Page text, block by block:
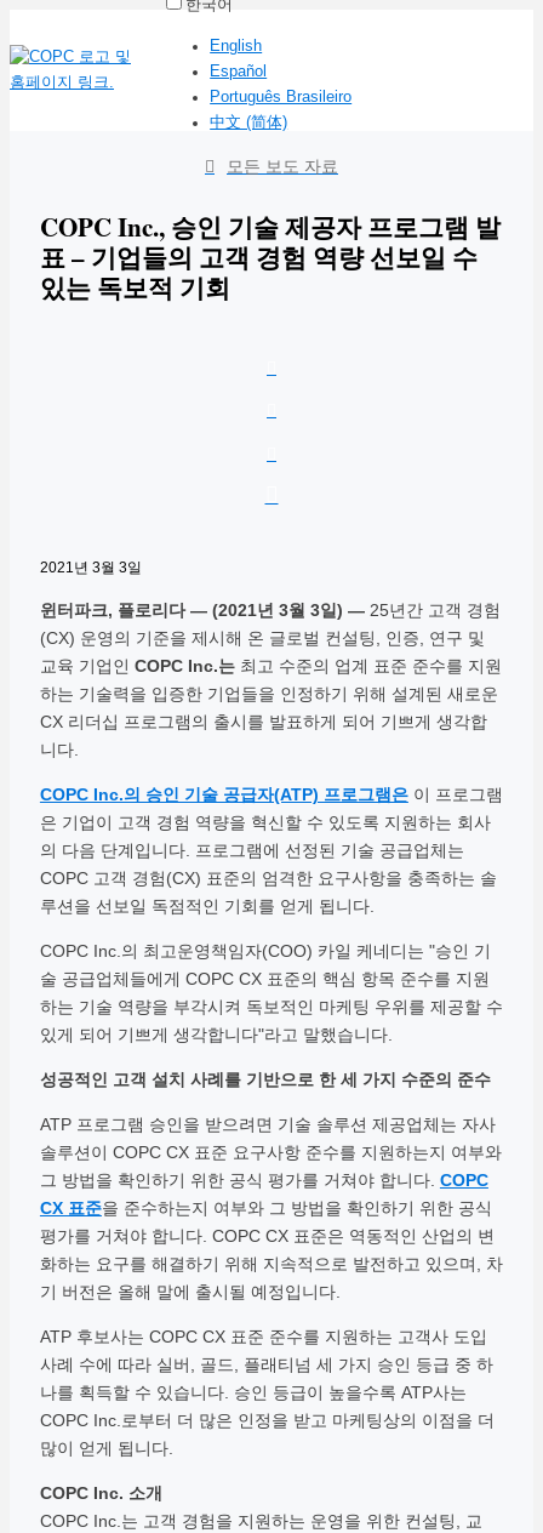
한국어
English
Español
Português Brasileiro
中文 (简体)
모든 보도 자료
COPC Inc., 승인 기술 제공자 프로그램 발
표 – 기업들의 고객 경험 역량 선보일 수
있는 독보적 기회
2021년 3월 3일
윈터파크, 플로리다 — (2021년 3월 3일) —25년간 고객 경험
(CX) 운영의 기준을 제시해 온 글로벌 컨설팅, 인증, 연구 및
교육 기업인 COPC Inc.는최고 수준의 업계 표준 준수를 지원
하는 기술력을 입증한 기업들을 인정하기 위해 설계된 새로운
CX 리더십 프로그램의 출시를 발표하게 되어 기쁘게 생각합
니다.
COPC Inc.의 승인 기술 공급자(ATP) 프로그램은이 프로그램
은 기업이 고객 경험 역량을 혁신할 수 있도록 지원하는 회사
의 다음 단계입니다. 프로그램에 선정된 기술 공급업체는
COPC 고객 경험(CX) 표준의 엄격한 요구사항을 충족하는 솔
루션을 선보일 독점적인 기회를 얻게 됩니다.
COPC Inc.의 최고운영책임자(COO) 카일 케네디는 "승인 기
술 공급업체들에게 COPC CX 표준의 핵심 항목 준수를 지원
하는 기술 역량을 부각시켜 독보적인 마케팅 우위를 제공할 수
있게 되어 기쁘게 생각합니다"라고 말했습니다.
성공적인 고객 설치 사례를 기반으로 한 세 가지 수준의 준수
ATP 프로그램 승인을 받으려면 기술 솔루션 제공업체는 자사
솔루션이 COPC CX 표준 요구사항 준수를 지원하는지 여부와
그 방법을 확인하기 위한 공식 평가를 거쳐야 합니다. COPC
CX 표준을 준수하는지 여부와 그 방법을 확인하기 위한 공식
평가를 거쳐야 합니다. COPC CX 표준은 역동적인 산업의 변
화하는 요구를 해결하기 위해 지속적으로 발전하고 있으며, 차
기 버전은 올해 말에 출시될 예정입니다.
ATP 후보사는 COPC CX 표준 준수를 지원하는 고객사 도입
사례 수에 따라 실버, 골드, 플래티넘 세 가지 승인 등급 중 하
나를 획득할 수 있습니다. 승인 등급이 높을수록 ATP사는
COPC Inc.로부터 더 많은 인정을 받고 마케팅상의 이점을 더
많이 얻게 됩니다.
COPC Inc. 소개
COPC Inc.는 고객 경험을 지원하는 운영을 위한 컨설팅, 교